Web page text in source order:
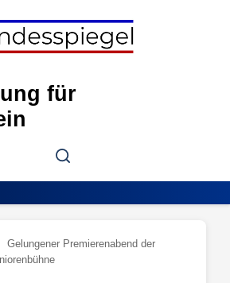
für
Search
Gelungener Premierenabend der